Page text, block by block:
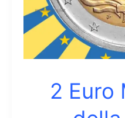
2 Euro